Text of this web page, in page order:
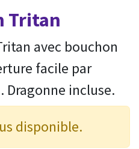
Tritan
avec bouchon
facile par
Dragonne incluse.
disponible.